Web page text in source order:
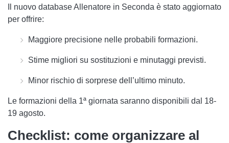
Il nuovo database Allenatore in Seconda è stato aggiornato
per offrire:
Maggiore precisione nelle probabili formazioni.
Stime migliori su sostituzioni e minutaggi previsti.
Minor rischio di sorprese dell’ultimo minuto.
Le formazioni della 1ª giornata saranno disponibili dal 18-
19 agosto.
Checklist: come organizzare al